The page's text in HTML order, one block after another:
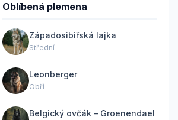
Oblíbená plemena
Západosibiřská lajka
Střední
Leonberger
Obří
Belgický ovčák – Groenendael